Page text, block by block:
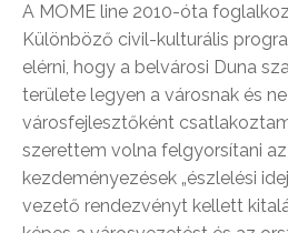
A MOME line 2010-óta
Különböző civil-kulturális
elérni, hogy a belvárosi Duna
területe legyen a városnak és
városfejlesztőként
szerettem volna felgyorsítani
kezdeményezések „észlelési
vezető rendezvényt kellett